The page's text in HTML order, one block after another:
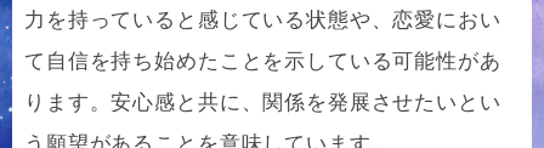
力を持っていると感じている状態や、恋愛におい
て自信を持ち始めたことを示している可能性があ
ります。安心感と共に、関係を発展させたいとい
う願望があることを意味しています。